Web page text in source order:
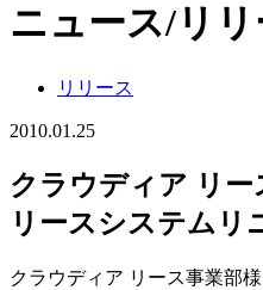
ニュース/リリ
リリース
2010.01.25
クラウディア リー
リースシステムリ
クラウディア リース事業部